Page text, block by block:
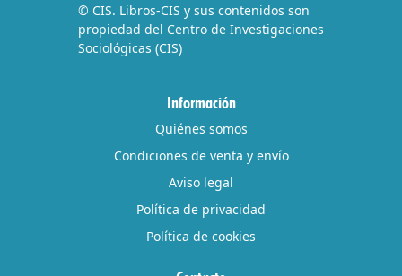
© CIS. Libros-CIS y sus contenidos son
propiedad del Centro de Investigaciones
Sociológicas (CIS)
Información
Quiénes somos
Condiciones de venta y envío
Aviso legal
Política de privacidad
Política de cookies